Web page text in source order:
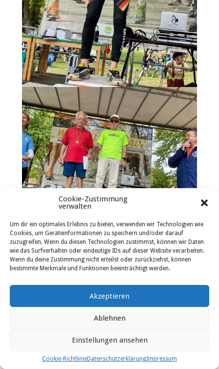
Cookie-Zustimmung
verwalten
Um dir ein optimales Erlebnis zu bieten, verwenden wir Technologien wie
Cookies, um Geräteinformationen zu speichern und/oder darauf
zuzugreifen. Wenn du diesen Technologien zustimmst, können wir Daten
wie das Surfverhalten oder eindeutige IDs auf dieser Website verarbeiten.
Wenn du deine Zustimmung nicht erteilst oder zurückziehst, können
bestimmte Merkmale und Funktionen beeinträchtigt werden.
Akzeptieren
Ablehnen
Einstellungen ansehen
Cookie-RichtlinieDatenschutzerklärungImpressum